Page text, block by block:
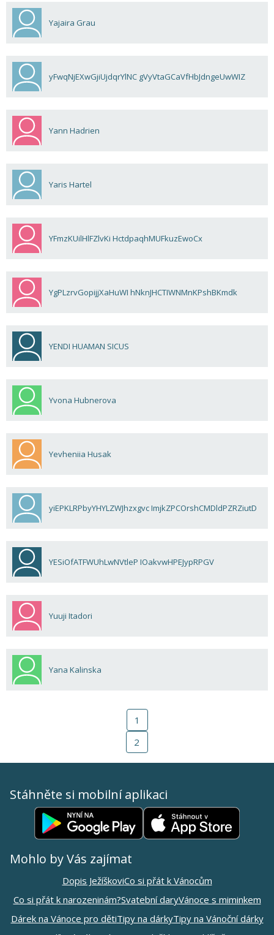
Yajaira Grau
yFwqNjEXwGjiUjdqrYlNC gVyVtaGCaVfHbJdngeUwWIZ
Yann Hadrien
Yaris Hartel
YFmzKUilHlFZlvKi HctdpaqhMUFkuzEwoCx
YgPLzrvGopijjXaHuWI hNknJHCTIWNMnKPshBKmdk
YENDI HUAMAN SICUS
Yvona Hubnerova
Yevheniia Husak
yiEPKLRPbyYHYLZWJhzxgvc ImjkZPCOrshCMDldPZRZiutD
YESiOfATFWUhLwNVtleP IOakvwHPEJypRPGV
Yuuji Itadori
Yana Kalinska
1
2
Stáhněte si mobilní aplikaci
Mohlo by Vás zajímat
Dopis JežíškoviCo si přát k Vánocům
Co si přát k narozeninám?Svatební daryVánoce s miminkem
Dárek na Vánoce pro dětiTipy na dárkyTipy na Vánoční dárky